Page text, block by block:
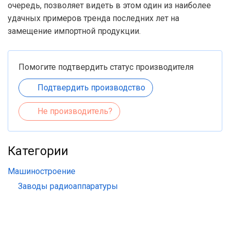
очередь, позволяет видеть в этом один из наиболее
удачных примеров тренда последних лет на
замещение импортной продукции.
Помогите подтвердить статус производителя
Подтвердить производство
Не производитель?
Категории
Машиностроение
Заводы радиоаппаратуры